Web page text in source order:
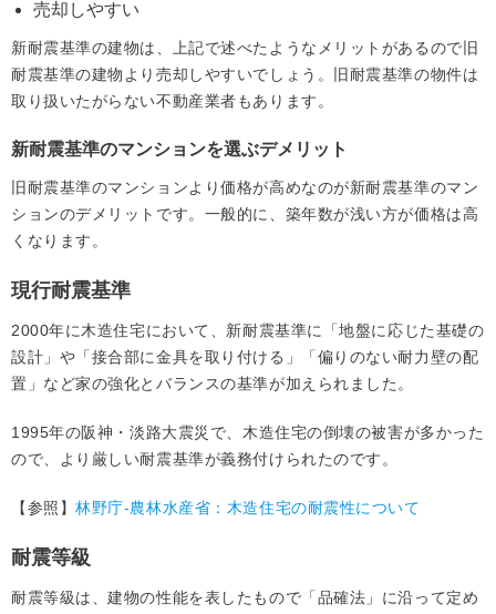
売却しやすい
新耐震基準の建物は、上記で述べたようなメリットがあるので旧
耐震基準の建物より売却しやすいでしょう。旧耐震基準の物件は
取り扱いたがらない不動産業者もあります。
新耐震基準のマンションを選ぶデメリット
旧耐震基準のマンションより価格が高めなのが新耐震基準のマン
ションのデメリットです。一般的に、築年数が浅い方が価格は高
くなります。
現行耐震基準
2000年に木造住宅において、新耐震基準に「地盤に応じた基礎の
設計」や「接合部に金具を取り付ける」「偏りのない耐力壁の配
置」など家の強化とバランスの基準が加えられました。
1995年の阪神・淡路大震災で、木造住宅の倒壊の被害が多かった
ので、より厳しい耐震基準が義務付けられたのです。
【参照】林野庁‐農林水産省：木造住宅の耐震性について
耐震等級
耐震等級は、建物の性能を表したもので「品確法」に沿って定め